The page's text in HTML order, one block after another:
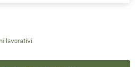
lavorativiIl link si apre in una casella